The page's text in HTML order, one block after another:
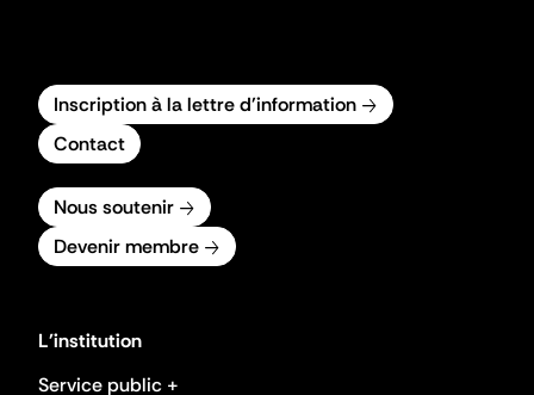
Inscription à la lettre d'information
Contact
Nous soutenir
Devenir membre
L'institution
Service public +